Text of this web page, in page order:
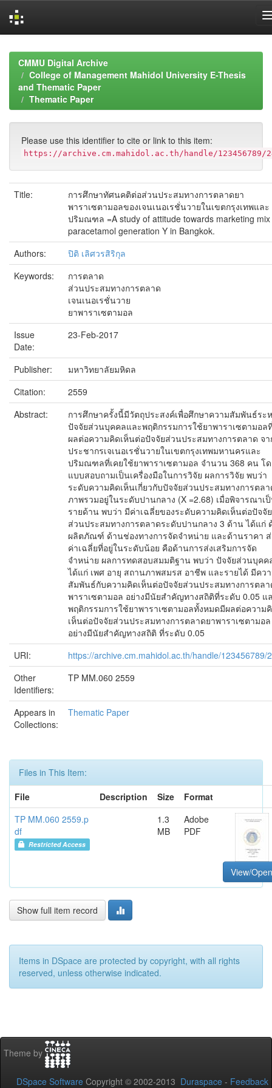
navigationCMMU Digital Archive
College of Management Mahidol University E-Thesis
and Thematic Paper
Thematic Paper
Please use this identifier to cite or link to this item:
https://archive.cm.mahidol.ac.th/handle/123456789/
Title:
การศึกษาทัศนคติต่อส่วนประสมทางการตลาดยา
พาราเซตามอลของเจนเนอเรชั่นวายในเขตกรุงเทพและ
ปริมณฑล =A study of attitude towards marketing mix
paracetamol generation Y in Bangkok.
Authors:
ปิติ เลิศวรสิริกุล
Keywords:
การตลาด
ส่วนประสมทางการตลาด
เจนเนอเรชั่นวาย
ยาพาราเซตามอล
Issue
Date:
23-Feb-2017
Publisher:
มหาวิทยาลัยมหิดล
Citation:
2559
Abstract:
การศึกษาครั้งนี้มีวัตถุประสงค์เพื่อศึกษาความสัมพันธ์ระ
ปัจจัยส่วนบุคคลและพฤติกรรมการใช้ยาพาราเซตามอล
ผลต่อความคิดเห็นต่อปัจจัยส่วนประสมทางการตลาด จา
ประชากรเจเนอเรชั่นวายในเขตกรุงเทพมหานครและ
ปริมณฑลที่เคยใช้ยาพาราเซตามอล จำนวน 368 คน โ
แบบสอบถามเป็นเครื่องมือในการวิจัย ผลการวิจัย พบว่า
ระดับความคิดเห็นเกี่ยวกับปัจจัยส่วนประสมทางการตล
ภาพรวมอยู่ในระดับปานกลาง (X =2.68) เมื่อพิจารณาเ
รายด้าน พบว่า มีค่าเฉลี่ยของระดับความคิดเห็นต่อปัจจัย
ส่วนประสมทางการตลาดระดับปานกลาง 3 ด้าน ได้แก่
ผลิตภัณฑ์ ด้านช่องทางการจัดจำหน่าย และด้านราคา
ค่าเฉลี่ยที่อยู่ในระดับน้อย คือด้านการส่งเสริมการจัด
จำหน่าย ผลการทดสอบสมมติฐาน พบว่า ปัจจัยส่วนบุคค
ได้แก่ เพศ อายุ สถานภาพสมรส อาชีพ และรายได้ มีคว
สัมพันธ์กับความคิดเห็นต่อปัจจัยส่วนประสมทางการตล
พาราเซตามอล อย่างมีนัยสำคัญทางสถิติที่ระดับ 0.05 แ
พฤติกรรมการใช้ยาพาราเซตามอลทั้งหมดมีผลต่อความ
เห็นต่อปัจจัยส่วนประสมทางการตลาดยาพาราเซตามอล
อย่างมีนัยสำคัญทางสถิติ ที่ระดับ 0.05
URI:
https://archive.cm.mahidol.ac.th/handle/123456789/
Other
Identifiers:
TP MM.060 2559
Appears in
Collections:
Thematic Paper
Files in This Item:
File
Description Size
Format
TP MM.060 2559.p
df
Restricted Access
1.3
MB
Adobe
PDF
View/Open
Show full item record
Items in DSpace are protected by copyright, with all rights
reserved, unless otherwise indicated.
Theme by
DSpace Software Copyright © 2002-2013 Duraspace - Feedback